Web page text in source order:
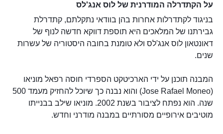
על הקתדרלה המודרנית של לוס אנג'לס
בניגוד לקתדרלות אחרות בהן בוודאי נתקלתם, קתדרלת
גבירתנו של המלאכים היא תוספת דווקא חדשה לנוף של
דאונטאון לוס אנג'לס ולא טומנת בחובה היסטוריה של עשרות
שנים.
המבנה תוכנן על ידי הארכיטקט הספרדי חוסה רפאל מוניאו
(Jose Rafael Moneo) והוא נבנה כך שיוכל להחזיק מעמד 500
שנה. הוא נפתח לציבור בשנת 2002. מוניאו שילב בבנייתו
מוטיבים אירופיים מסורתיים במבנה מודרני וחדש.